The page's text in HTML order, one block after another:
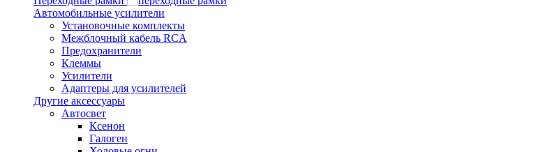
Автомобильные усилители
Установочные комплекты
Межблочный кабель RCA
Предохранители
Клеммы
Усилители
Адаптеры для усилителей
Другие аксессуары
Автосвет
Ксенон
Галоген